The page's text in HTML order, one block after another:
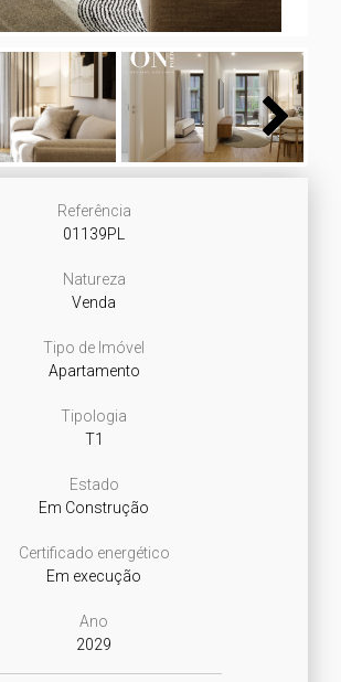
Next
Referência
01139PL
Natureza
Venda
Tipo de Imóvel
Apartamento
Tipologia
T1
Estado
Em Construção
Certificado energético
Em execução
Ano
2029